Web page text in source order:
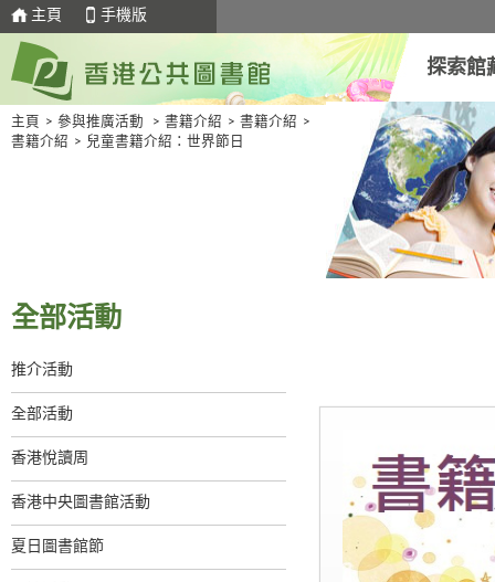
主頁 手機版
探索館
主頁 > 參與推廣活動 > 書籍介紹 > 書籍介紹 >
書籍介紹 > 兒童書籍介紹：世界節日
全部活動
推介活動
全部活動
香港悅讀周
香港中央圖書館活動
夏日圖書館節